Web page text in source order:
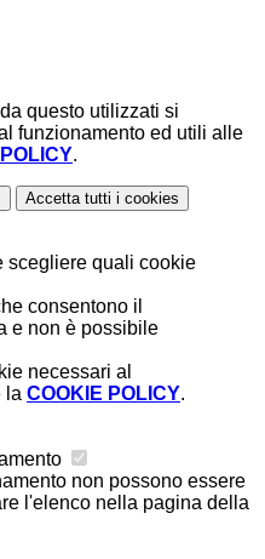
questo utilizzati si
funzionamento ed utili alle
.
Accetta tutti i cookies
scegliere quali cookie
consentono il
e non è possibile
necessari al
la COOKIE POLICY.
non possono essere
l'elenco nella pagina della